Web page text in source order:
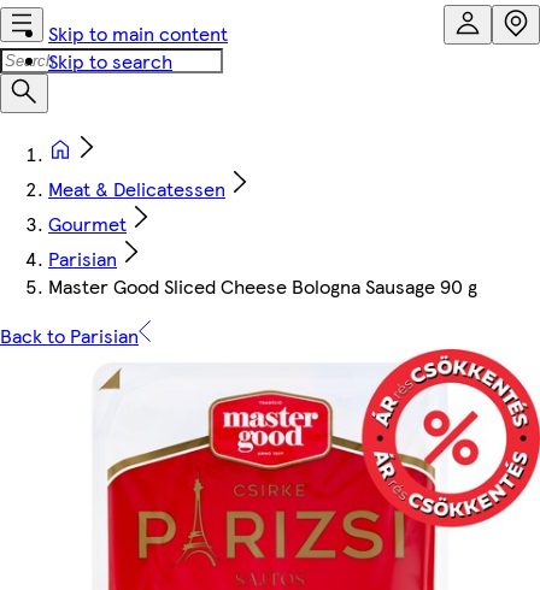
Skip to main content
Skip to search
Meat & Delicatessen
Gourmet
Parisian
Master Good Sliced Cheese Bologna Sausage 90 g
Back to Parisian